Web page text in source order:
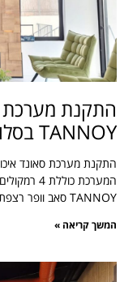
התקנת מערכת
TANNOY בסלון
TANNOY סאב וופר רצפתי עשוי עץ
המשך קריאה »